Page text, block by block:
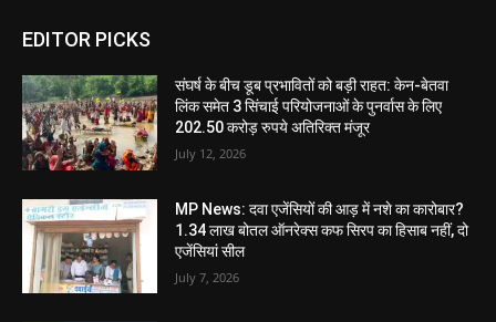
EDITOR PICKS
संघर्ष के बीच डूब प्रभावितों को बड़ी राहत: केन-बेतवा
लिंक समेत 3 सिंचाई परियोजनाओं के पुनर्वास के लिए
202.50 करोड़ रुपये अतिरिक्त मंजूर
July 12, 2026
MP News: दवा एजेंसियों की आड़ में नशे का कारोबार?
1.34 लाख बोतल ऑनरेक्स कफ सिरप का हिसाब नहीं, दो
एजेंसियां सील
July 7, 2026